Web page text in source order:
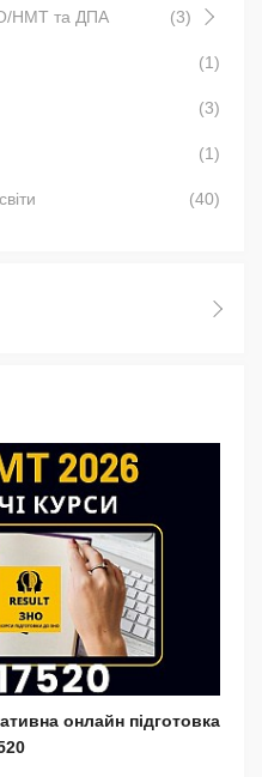
НМТ та ДПА (3)
(1)
(3)
(1)
(40)
онлайн підготовка